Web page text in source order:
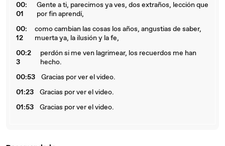
00:
01
Gente a ti, parecimos ya ves, dos extraños, lección que
por fin aprendí,
00:
12
como cambian las cosas los años, angustias de saber,
muerta ya, la ilusión y la fe,
00:2
3
perdón si me ven lagrimear, los recuerdos me han
hecho.
00:53
Gracias por ver el video.
01:23
Gracias por ver el video.
01:53
Gracias por ver el video.